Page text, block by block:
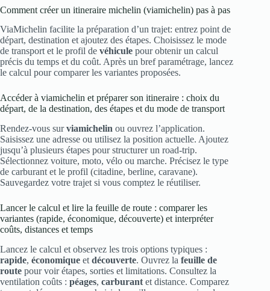
Comment créer un itineraire michelin (viamichelin) pas à pas
ViaMichelin facilite la préparation d’un trajet: entrez point de
départ, destination et ajoutez des étapes. Choisissez le mode
de transport et le profil de véhicule pour obtenir un calcul
précis du temps et du coût. Après un bref paramétrage, lancez
le calcul pour comparer les variantes proposées.
Accéder à viamichelin et préparer son itineraire : choix du
départ, de la destination, des étapes et du mode de transport
Rendez-vous surviamichelin ou ouvrez l’application.
Saisissez une adresse ou utilisez la position actuelle. Ajoutez
jusqu’à plusieurs étapes pour structurer un road‑trip.
Sélectionnez voiture, moto, vélo ou marche. Précisez le type
de carburant et le profil (citadine, berline, caravane).
Sauvegardez votre trajet si vous comptez le réutiliser.
Lancer le calcul et lire la feuille de route : comparer les
variantes (rapide, économique, découverte) et interpréter
coûts, distances et temps
Lancez le calcul et observez les trois options typiques :
rapide, économique et découverte. Ouvrez la feuille de
route pour voir étapes, sorties et limitations. Consultez la
ventilation coûts : péages, carburant et distance. Comparez